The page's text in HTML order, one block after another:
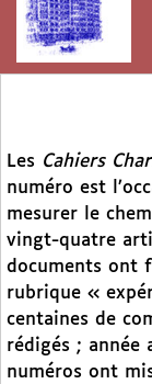
Les Cahiers
numéro est
mesurer le
vingt-quatre
documents ont
rubrique «
centaines de
rédigés ; année
numéros ont